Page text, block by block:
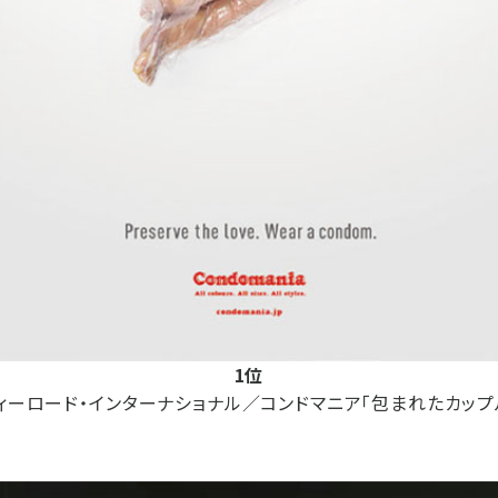
1位
ーロード・インターナショナル／コンドマニア「包まれたカップ